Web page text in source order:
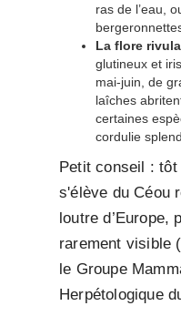
ras de l’eau,
La flore
glutineux et
mai-juin, de
laîches
certaines
cordulie
Petit conseil :
s'élève du Céou
loutre d’Europe,
rarement visible
le Groupe
Herpétologique